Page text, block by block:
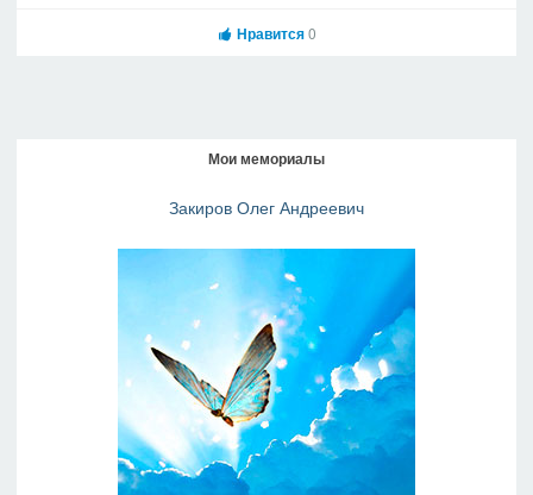
Нравится0
Мои мемориалы
Закиров Олег Андреевич